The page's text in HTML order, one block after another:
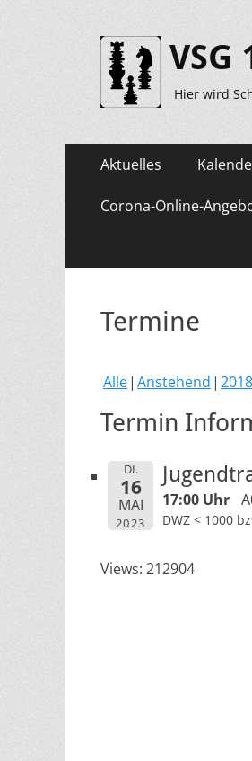
VSG
Hier wird
Primäres
Zum
Inhalt
springen
Aktuelles
Corona-Online-
Termine
Alle Anstehend 2018
Termin
DI.
16
MAI
2023
17:00 Uhr
DWZ < 1000
Views: 212904